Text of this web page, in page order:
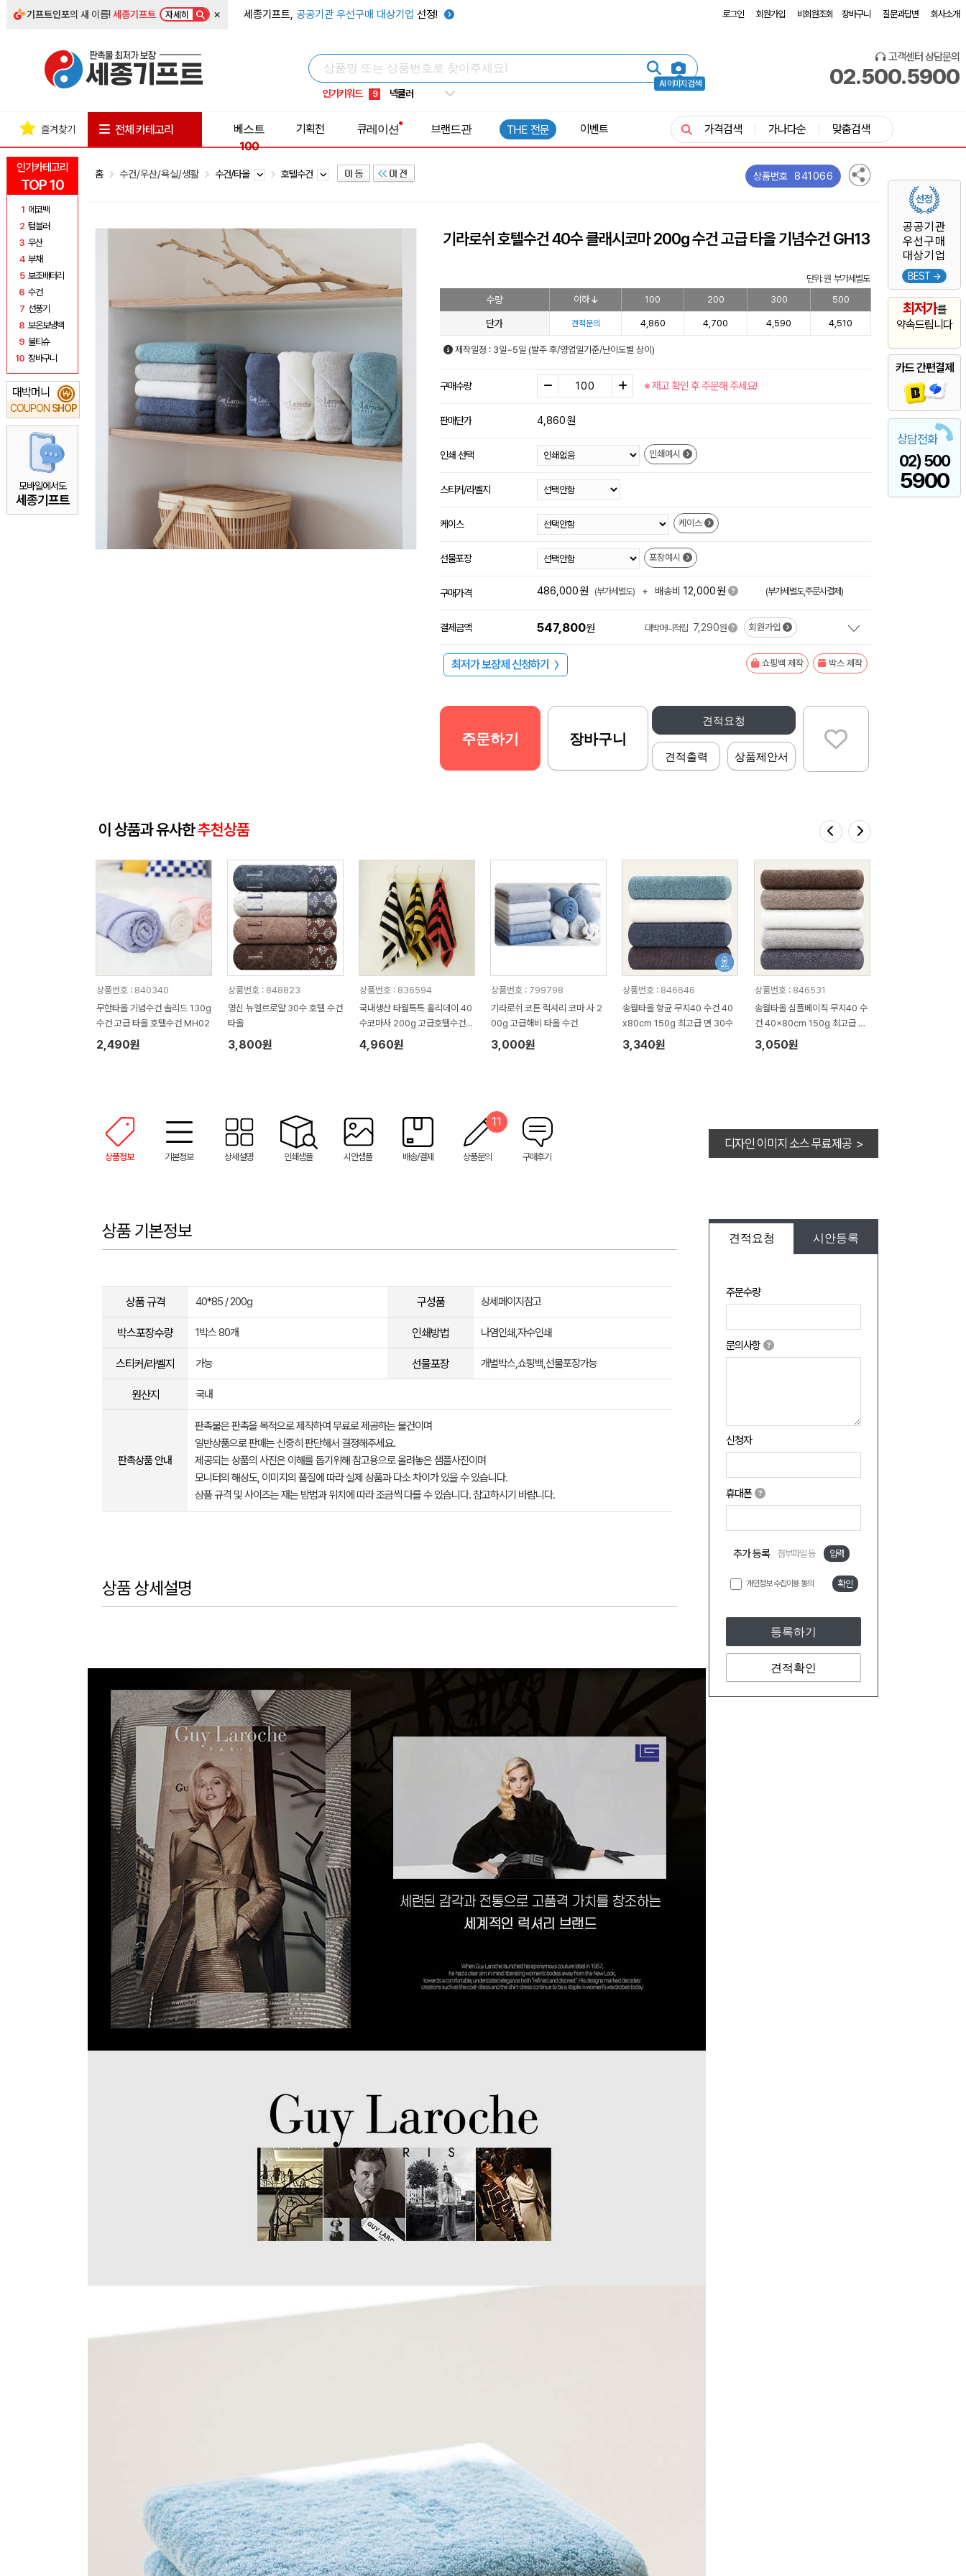
기프트인포의 새 이름!세종기프트 자세히 × 세종기프트, 공공기관 우선구매 대상기업 선정! 로그인 회원가입 비회원조회 장바구니 질문과답변 회사소개
AI 이미지 검색
인기키워드
5 키캡
8 쿨토시
9 넥쿨러
1 선풍기
고객센터 상담문의
02.500.5900
인기카테고리
TOP 10
1 에코백
2 텀블러
3 우산
4 부채
5 보조배터리
6 수건
7 선풍기
8 보온보냉백
9 물티슈
10 장바구니
대박머니
COUPON SHOP
₩
모바일에서도
세종기프트
공공기관
우선구매
대상기업
BEST →
최저가를
약속드립니다
카드 간편결제
상담전화
02) 500
5900
즐겨찾기 전체 카테고리
베스트
100
기획전 큐레이션 브랜드관 THE 전문 이벤트 가격검색 가나다순 맞춤검색
홈 수건/우산/욕실/생활 수건/타올 호텔수건 상품번호 841066
기라로쉬 호텔수건 40수 클래시코마 200g 수건 고급 타올 기념수건 GH13
단위: 원 부가세별도
수량 이하 100 200 300 500
단가 견적문의 4,860 4,700 4,590 4,510
제작일정 : 3일~5일 (발주 후/영업일기준/난이도별 상이)
구매수량 ※ 재고 확인 후 주문해 주세요!
판매단가 4,860원
인쇄 선택 인쇄예시
스티커/라벨지
케이스 케이스
선물포장 포장예시
구매가격 486,000원 (부가세별도) + 배송비 12,000원 (부가세별도,주문시결제)
결제금액 547,800원 대박머니적립 7,290원 회원가입
최저가 보장제 신청하기 〉 쇼핑백 제작 박스 제작
견적요청
견적출력 상품제안서
주문하기 장바구니
이 상품과 유사한추천상품
상품번호 : 840340
무한타올 기념수건 솔리드 130g
수건 고급 타올 호텔수건 MH02
2,490원
상품번호 : 848823
영신 뉴엘르로얄 30수 호텔 수건
타올
3,800원
상품번호 : 836594
국내생산 타월톡톡 홀리데이 40
수코마사 200g 고급호텔수건
세면타올
4,960원
상품번호 : 799798
기라로쉬 코튼 럭셔리 코마 사 2
00g 고급해비 타올 수건
3,000원
상품번호 : 846646
송월타올 항균 무지40 수건 40
x80cm 150g 최고급 면 30수
3,340원
상품번호 : 846531
송월타올 심플베이직 무지40 수
건 40x80cm 150g 최고급 면
30수
3,050원
상품정보 기본정보 상세설명 인쇄샘플 시안샘플 배송/결제 상품문의
11
구매후기
디자인 이미지 소스 무료제공 >
견적요청 시안등록
주문수량
문의사항
신청자
휴대폰
추가 등록 첨부파일 등 입력
개인정보 수집이용 동의 확인
등록하기
견적확인
상품 기본정보
상품 규격 40*85 / 200g 구성품 상세페이지참고
박스포장수량 1박스 80개 인쇄방법 나염인쇄,자수인쇄
스티커/라벨지 가능 선물포장 개별박스,쇼핑백,선물포장가능
원산지 국내
판촉상품 안내
판촉물은 판촉을 목적으로 제작하여 무료로 제공하는 물건이며
일반상품으로 판매는 신중히 판단해서 결정해주세요.
제공되는 상품의 사진은 이해를 돕기위해 참고용으로 올려놓은 샘플사진이며
모니터의 해상도, 이미지의 품질에 따라 실제 상품과 다소 차이가 있을 수 있습니다.
상품 규격 및 사이즈는 재는 방법과 위치에 따라 조금씩 다를 수 있습니다. 참고하시기 바랍니다.
상품 상세설명